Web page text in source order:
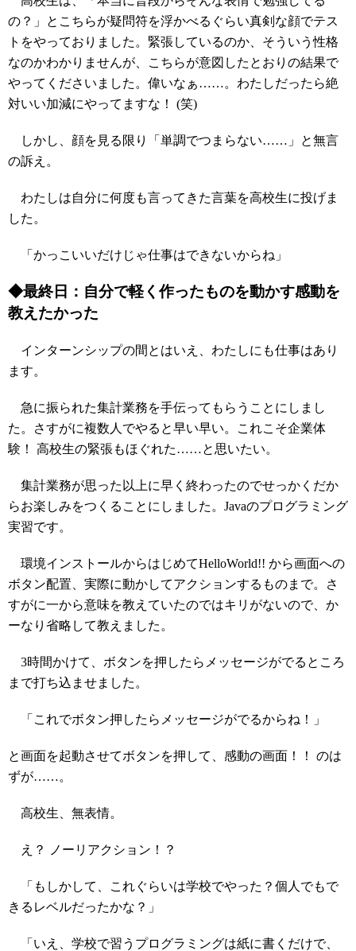
の？」とこちらが疑問符を浮かべるぐらい真剣な顔でテス
トをやっておりました。緊張しているのか、そういう性格
なのかわかりませんが、こちらが意図したとおりの結果で
やってくださいました。偉いなぁ……。わたしだったら絶
対いい加減にやってますな！ (笑)
しかし、顔を見る限り「単調でつまらない……」と無言
の訴え。
わたしは自分に何度も言ってきた言葉を高校生に投げま
した。
「かっこいいだけじゃ仕事はできないからね」
◆最終日：自分で軽く作ったものを動かす感動を
教えたかった
インターンシップの間とはいえ、わたしにも仕事はあり
ます。
急に振られた集計業務を手伝ってもらうことにしまし
た。さすがに複数人でやると早い早い。これこそ企業体
験！ 高校生の緊張もほぐれた……と思いたい。
集計業務が思った以上に早く終わったのでせっかくだか
らお楽しみをつくることにしました。Javaのプログラミング
実習です。
環境インストールからはじめてHelloWorld!! から画面への
ボタン配置、実際に動かしてアクションするものまで。さ
すがに一から意味を教えていたのではキリがないので、か
ーなり省略して教えました。
3時間かけて、ボタンを押したらメッセージがでるところ
まで打ち込ませました。
「これでボタン押したらメッセージがでるからね！」
と画面を起動させてボタンを押して、感動の画面！！ のは
ずが……。
高校生、無表情。
え？ ノーリアクション！？
「もしかして、これぐらいは学校でやった？個人でもで
きるレベルだったかな？」
「いえ、学校で習うプログラミングは紙に書くだけで、